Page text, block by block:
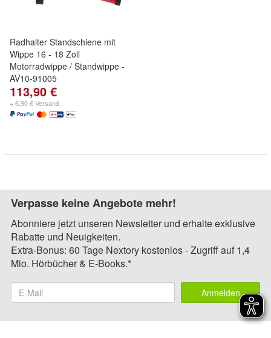
Radhalter Standschiene mit
Wippe 16 - 18 Zoll
Motorradwippe / Standwippe -
AV10-91005
113,90 €
+ 6,90 € Versand
Verpasse keine Angebote mehr!
Abonniere jetzt unseren Newsletter und erhalte exklusive
Rabatte und Neuigkeiten.
Extra-Bonus: 60 Tage Nextory kostenlos - Zugriff auf 1,4
Mio. Hörbücher & E-Books.*
Anmelden